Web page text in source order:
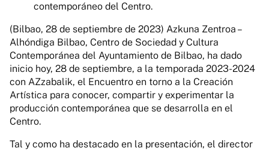
contemporáneo del Centro.
(Bilbao, 28 de septiembre de 2023) Azkuna Zentroa –
Alhóndiga Bilbao, Centro de Sociedad y Cultura
Contemporánea del Ayuntamiento de Bilbao, ha dado
inicio hoy, 28 de septiembre, a la temporada 2023-2024
con AZzabalik, el Encuentro en torno a la Creación
Artística para conocer, compartir y experimentar la
producción contemporánea que se desarrolla en el
Centro.
Tal y como ha destacado en la presentación, el director